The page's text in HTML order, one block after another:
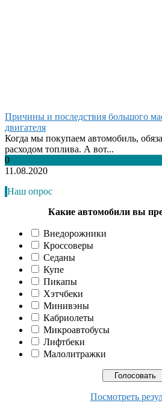
Причины и последствия большого
двигателя
Когда мы покупаем автомобиль,
расходом топлива. А вот...
0
11.08.2020
Наш опрос
Какие автомобили вы
Внедорожники
Кроссоверы
Седаны
Купе
Пикапы
Хэтчбеки
Минивэны
Кабриолеты
Микроавтобусы
Лифтбеки
Малолитражки
Посмотреть